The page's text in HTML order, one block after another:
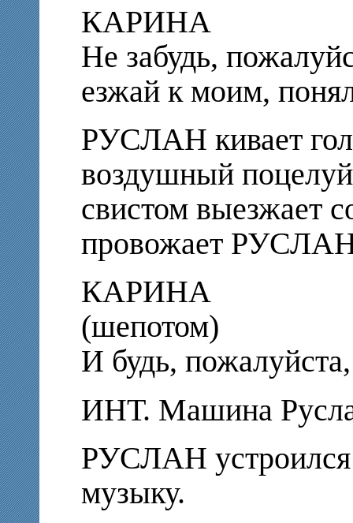
КАРИНА
Не забудь,
езжай к моим,
РУСЛАН кивает
воздушный
свистом выезжает
провожает
КАРИНА
(шепотом)
И будь,
ИНТ. Машина
РУСЛАН устроился
музыку.